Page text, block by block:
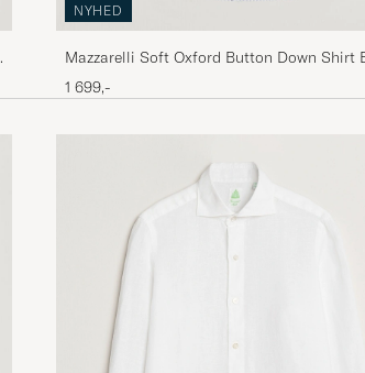
NYHED
Mazzarelli Soft Oxford Button Down Shirt
Stripe
1 699,-